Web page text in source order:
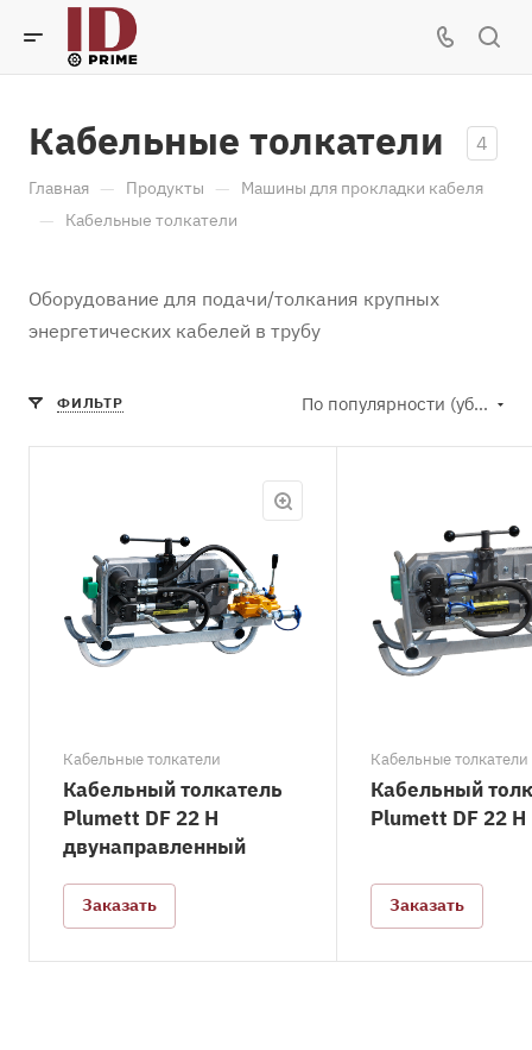
Кабельные толкатели 4
Главная — Продукты — Машины для прокладки кабеля
— Кабельные толкатели
Оборудование для подачи/толкания крупных
энергетических кабелей в трубу
ФИЛЬТР По популярности (убывание)
Кабельные толкатели
Кабельный толкатель
Plumett DF 22 H
двунаправленный
Заказать
Кабельные толкатели
Кабельный
Plumett DF 22 H
Заказать